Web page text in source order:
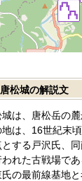
唐松城の解説文
城は、唐松岳の
地は、16世紀末頃
とする戸沢氏、
われた古戦場で
の最前線基地と